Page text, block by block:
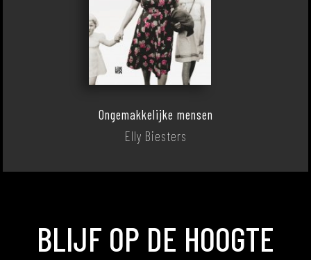
Ongemakkelijke mensen
Elly Biesters
BLIJF OP DE HOOGTE